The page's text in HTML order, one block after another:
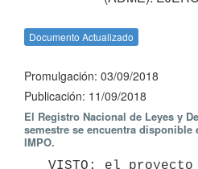
Documento Actualizado
Promulgación: 03/09/2018
Publicación: 11/09/2018
El Registro Nacional de Leyes y
semestre se encuentra disponible
IMPO.